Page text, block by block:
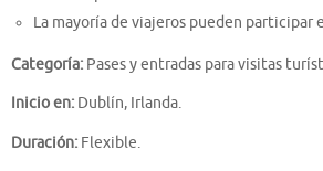
La mayoría de viajeros pueden participar
Categoría: Pases y entradas para visitas
Inicio en: Dublín, Irlanda.
Duración: Flexible.